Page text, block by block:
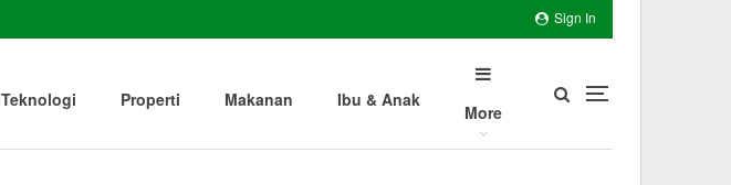
Sign In
Teknologi Properti Makanan Ibu & Anak
More